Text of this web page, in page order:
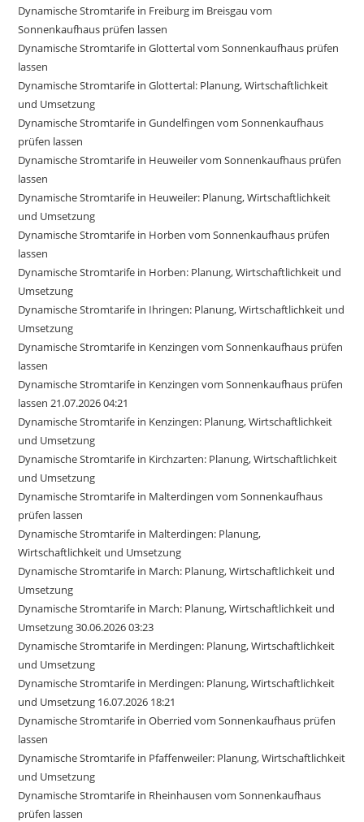
Dynamische Stromtarife in Freiburg im Breisgau vom
Sonnenkaufhaus prüfen lassen
Dynamische Stromtarife in Glottertal vom Sonnenkaufhaus prüfen
lassen
Dynamische Stromtarife in Glottertal: Planung, Wirtschaftlichkeit
und Umsetzung
Dynamische Stromtarife in Gundelfingen vom Sonnenkaufhaus
prüfen lassen
Dynamische Stromtarife in Heuweiler vom Sonnenkaufhaus prüfen
lassen
Dynamische Stromtarife in Heuweiler: Planung, Wirtschaftlichkeit
und Umsetzung
Dynamische Stromtarife in Horben vom Sonnenkaufhaus prüfen
lassen
Dynamische Stromtarife in Horben: Planung, Wirtschaftlichkeit und
Umsetzung
Dynamische Stromtarife in Ihringen: Planung, Wirtschaftlichkeit und
Umsetzung
Dynamische Stromtarife in Kenzingen vom Sonnenkaufhaus prüfen
lassen
Dynamische Stromtarife in Kenzingen vom Sonnenkaufhaus prüfen
lassen 21.07.2026 04:21
Dynamische Stromtarife in Kenzingen: Planung, Wirtschaftlichkeit
und Umsetzung
Dynamische Stromtarife in Kirchzarten: Planung, Wirtschaftlichkeit
und Umsetzung
Dynamische Stromtarife in Malterdingen vom Sonnenkaufhaus
prüfen lassen
Dynamische Stromtarife in Malterdingen: Planung,
Wirtschaftlichkeit und Umsetzung
Dynamische Stromtarife in March: Planung, Wirtschaftlichkeit und
Umsetzung
Dynamische Stromtarife in March: Planung, Wirtschaftlichkeit und
Umsetzung 30.06.2026 03:23
Dynamische Stromtarife in Merdingen: Planung, Wirtschaftlichkeit
und Umsetzung
Dynamische Stromtarife in Merdingen: Planung, Wirtschaftlichkeit
und Umsetzung 16.07.2026 18:21
Dynamische Stromtarife in Oberried vom Sonnenkaufhaus prüfen
lassen
Dynamische Stromtarife in Pfaffenweiler: Planung, Wirtschaftlichkeit
und Umsetzung
Dynamische Stromtarife in Rheinhausen vom Sonnenkaufhaus
prüfen lassen